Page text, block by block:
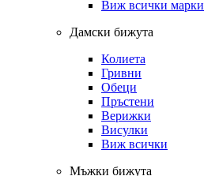
Виж всички марки
Дамски бижута
Колиета
Гривни
Обеци
Пръстени
Верижки
Висулки
Виж всички
Мъжки бижута